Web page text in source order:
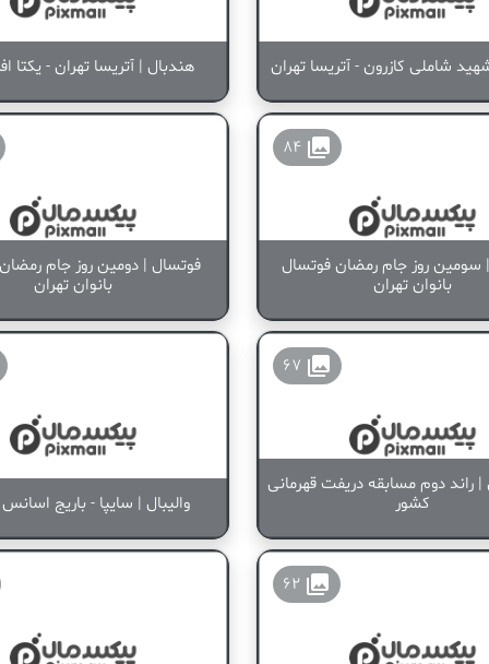
شاملی کازرون - آتریسا تهران هندبال | آتریسا تهران - یکتا
سومین روز جام رمضان فوتسال
بانوان تهران
collections
84
فوتسال | دومین روز جام
بانوان تهران
| راند دوم مسابقه دریفت قهرمانی
کشور
collections
والیبال | سایپا - باریج
collections
62